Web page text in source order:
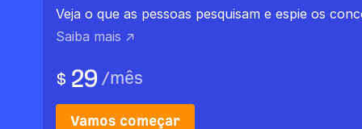
Veja o que as pessoas pesquisam e espie os
Saiba mais ↗
$ 29 /mês
Vamos começar